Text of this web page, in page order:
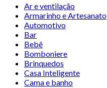
Ar e ventilação
Armarinho e Artesanato
Automotivo
Bar
Bebê
Bomboniere
Brinquedos
Casa Inteligente
Cama e banho